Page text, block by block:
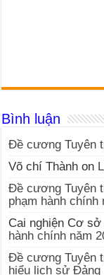
Bình luận
Đề cương Tuyên
Võ chí Thành on
Đề cương Tuyên
phạm hành chính
Cai nghiện Cơ sở
hành chính năm
Đề cương Tuyên
hiểu lịch sử Đảng